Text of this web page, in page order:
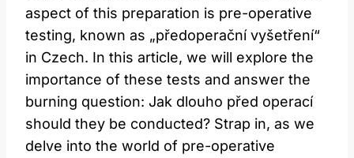
aspect of this preparation is pre-operative
testing, ‌known⁤ as „předoperační vyšetření“
in Czech. In this article, we will explore the
importance of these tests and answer ‍the⁤
burning question: Jak dlouho před operací
should‍ they be conducted? Strap in,‍ as we
delve into the world of pre-operative